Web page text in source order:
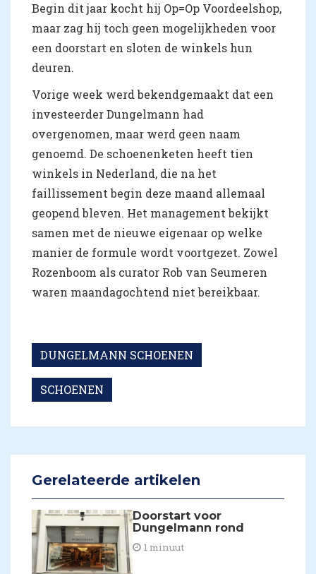
Begin dit jaar kocht hij Op=Op Voordeelshop,
maar zag hij toch geen mogelijkheden voor
een doorstart en sloten de winkels hun
deuren.
Vorige week werd bekendgemaakt dat een
investeerder Dungelmann had
overgenomen, maar werd geen naam
genoemd. De schoenenketen heeft tien
winkels in Nederland, die na het
faillissement begin deze maand allemaal
geopend bleven. Het management bekijkt
samen met de nieuwe eigenaar op welke
manier de formule wordt voortgezet. Zowel
Rozenboom als curator Rob van Seumeren
waren maandagochtend niet bereikbaar.
DUNGELMANN SCHOENEN
SCHOENEN
Gerelateerde artikelen
Doorstart voor
Dungelmann rond
1 minuut